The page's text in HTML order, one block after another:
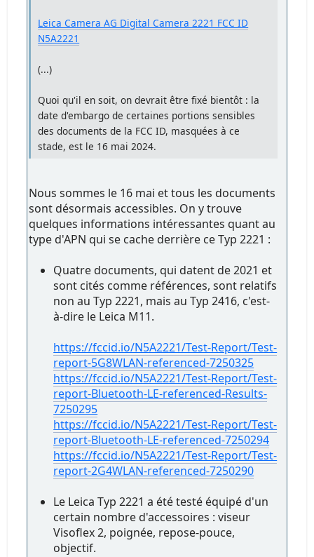
Leica Camera AG Digital Camera 2221 FCC ID
N5A2221
(...)
Quoi qu'il en soit, on devrait être fixé bientôt : la
date d'embargo de certaines portions sensibles
des documents de la FCC ID, masquées à ce
stade, est le 16 mai 2024.
Nous sommes le 16 mai et tous les documents
sont désormais accessibles. On y trouve
quelques informations intéressantes quant au
type d'APN qui se cache derrière ce Typ 2221 :
Quatre documents, qui datent de 2021 et
sont cités comme références, sont relatifs
non au Typ 2221, mais au Typ 2416, c'est-
à-dire le Leica M11.
https://fccid.io/N5A2221/Test-Report/Test-
report-5G8WLAN-referenced-7250325
https://fccid.io/N5A2221/Test-Report/Test-
report-Bluetooth-LE-referenced-Results-
7250295
https://fccid.io/N5A2221/Test-Report/Test-
report-Bluetooth-LE-referenced-7250294
https://fccid.io/N5A2221/Test-Report/Test-
report-2G4WLAN-referenced-7250290
Le Leica Typ 2221 a été testé équipé d'un
certain nombre d'accessoires : viseur
Visoflex 2, poignée, repose-pouce,
objectif.